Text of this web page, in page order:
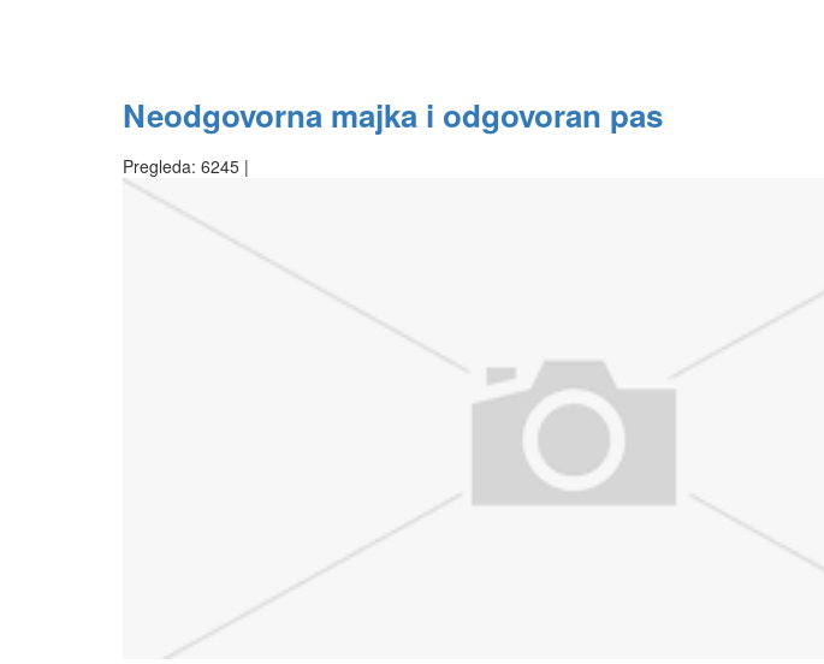
Neodgovorna majka i odgovoran pas
Pregleda: 6245 |